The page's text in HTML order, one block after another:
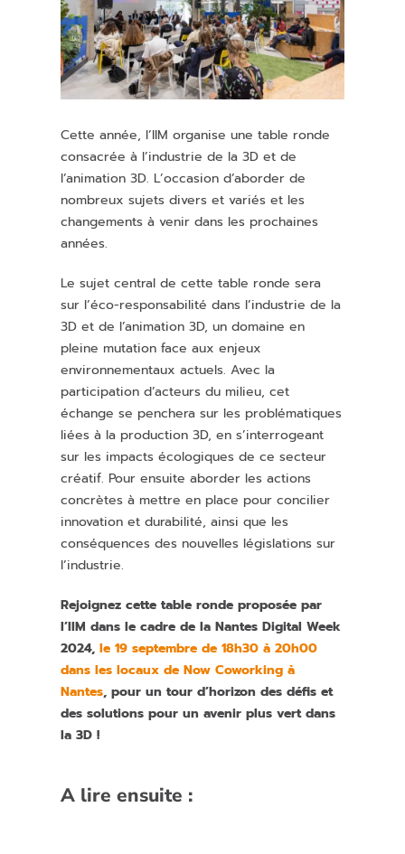
Cette année, l’IIM organise une table ronde
consacrée à l’industrie de la 3D et de
l’animation 3D. L’occasion d’aborder de
nombreux sujets divers et variés et les
changements à venir dans les prochaines
années.
Le sujet central de cette table ronde sera
sur l’éco-responsabilité dans l’industrie de la
3D et de l’animation 3D, un domaine en
pleine mutation face aux enjeux
environnementaux actuels. Avec la
participation d’acteurs du milieu, cet
échange se penchera sur les problématiques
liées à la production 3D, en s’interrogeant
sur les impacts écologiques de ce secteur
créatif. Pour ensuite aborder les actions
concrètes à mettre en place pour concilier
innovation et durabilité, ainsi que les
conséquences des nouvelles législations sur
l’industrie.
Rejoignez cette table ronde proposée par
l’IIM dans le cadre de la Nantes Digital Week
2024,le 19 septembre de 18h30 à 20h00
dans les locaux de Now Coworking à
Nantes, pour un tour d’horizon des défis et
des solutions pour un avenir plus vert dans
la 3D !
A lire ensuite :